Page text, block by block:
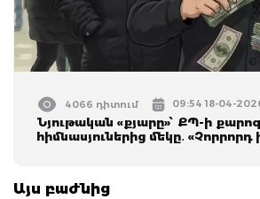
4066 դիտում 09:54 18-04-
Նյութական «քյարը»՝ ՔՊ-ի
հիմնասյուներից մեկը․ «Չորրորդ
Այս բաժնից